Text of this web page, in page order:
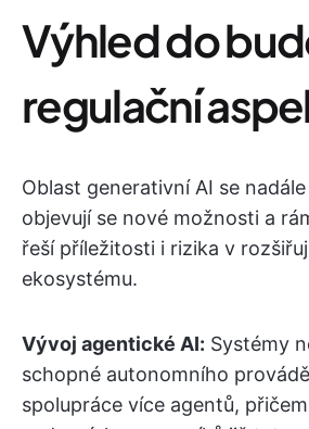
Výhled do
regulační
Oblast generativní AI se
objevují se nové možnosti a
řeší příležitosti i rizika v
ekosystému.
Vývoj agentické AI: Systémy
schopné autonomního
spolupráce více agentů,